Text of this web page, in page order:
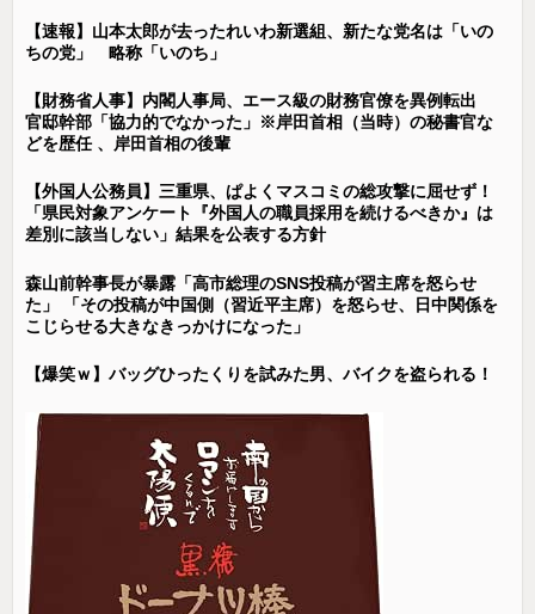
【速報】山本太郎が去ったれいわ新選組、新たな党名は「いの
ちの党」 略称「いのち」
【財務省人事】内閣人事局、エース級の財務官僚を異例転出
官邸幹部「協力的でなかった」※岸田首相（当時）の秘書官な
どを歴任 、岸田首相の後輩
【外国人公務員】三重県、ぱよくマスコミの総攻撃に屈せず！
「県民対象アンケート『外国人の職員採用を続けるべきか』は
差別に該当しない」結果を公表する方針
森山前幹事長が暴露「高市総理のSNS投稿が習主席を怒らせ
た」 「その投稿が中国側（習近平主席）を怒らせ、日中関係を
こじらせる大きなきっかけになった」
【爆笑ｗ】バッグひったくりを試みた男、バイクを盗られる！